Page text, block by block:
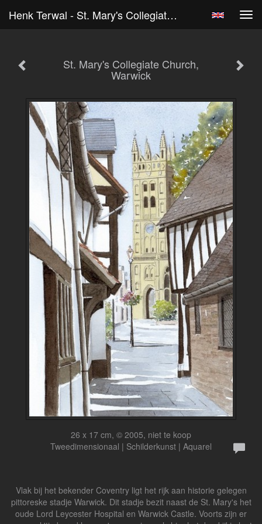
Henk Terwal - St. Mary's Collegiate Church, Warwick
St. Mary's Collegiate Church,
Warwick
26 x 17 cm, © 2005, niet te koop
Tweedimensionaal | Schilderkunst | Aquarel
Vlak bij het bekender Coventry ligt het rijk aan historie gelegen
pittoreske stadje Warwick. Dit stadje bezit naast de St. Mary's het
oude Lord Leycester Hospital en Warwick Castle. Voorts zijn er